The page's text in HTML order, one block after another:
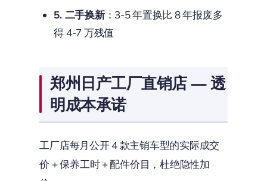
5. 二手换新：3-5 年置换比 8 年报废多
得 4-7 万残值
郑州日产工厂直销店 — 透
明成本承诺
工厂店每月公开 4 款主销车型的实际成交
价 + 保养工时 + 配件价目，杜绝隐性加